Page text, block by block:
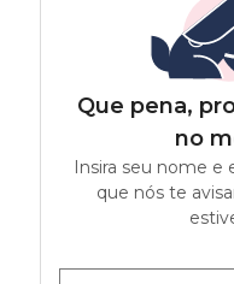
Que pena,
no
Insira seu nome e
que nós te